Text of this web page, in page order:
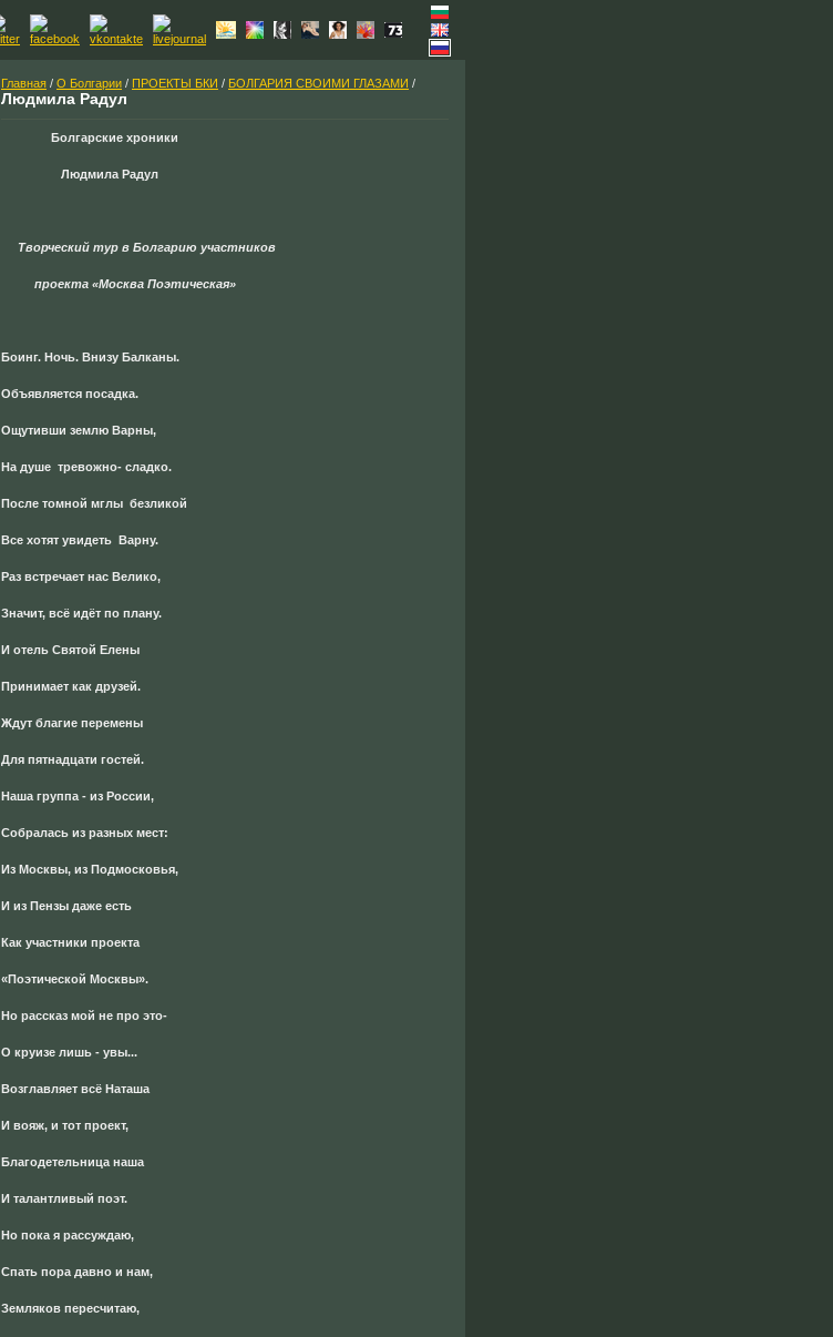
Главная / О Болгарии / ПРОЕКТЫ БКИ / БОЛГАРИЯ СВОИМИ ГЛАЗАМИ /
Людмила Радул
Болгарские хроники
Людмила Радул
Творческий тур в Болгарию участников
проекта «Москва Поэтическая»
Боинг. Ночь. Внизу Балканы.
Объявляется посадка.
Ощутивши землю Варны,
На душе тревожно- сладко.
После томной мглы безликой
Все хотят увидеть Варну.
Раз встречает нас Велико,
Значит, всё идёт по плану.
И отель Святой Елены
Принимает как друзей.
Ждут благие перемены
Для пятнадцати гостей.
Наша группа - из России,
Собралась из разных мест:
Из Москвы, из Подмосковья,
И из Пензы даже есть
Как участники проекта
«Поэтической Москвы».
Но рассказ мой не про это-
О круизе лишь - увы...
Возглавляет всё Наташа
И вояж, и тот проект,
Благодетельница наша
И талантливый поэт.
Но пока я рассуждаю,
Спать пора давно и нам,
Земляков пересчитаю,